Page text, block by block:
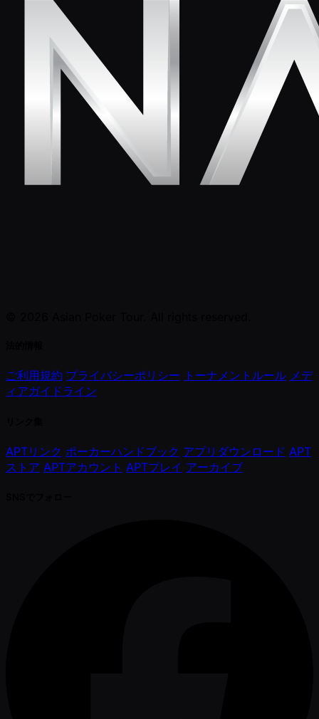
ご利用規約 プライバシーポリシー トーナメントルール メデ
ィアガイドライン
APTリンク ポーカーハンドブック アプリダウンロード APT
ストア APTアカウント APTプレイ アーカイブ